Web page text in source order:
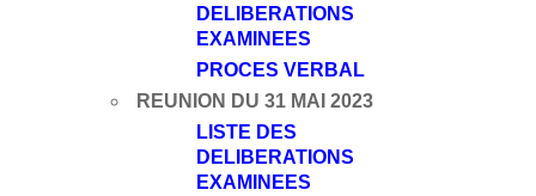
DELIBERATIONS
EXAMINEES
PROCES VERBAL
REUNION DU 31 MAI 2023
LISTE DES
DELIBERATIONS
EXAMINEES